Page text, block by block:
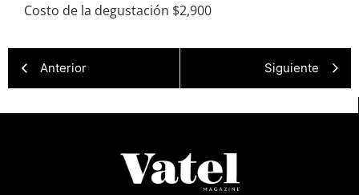
Costo de la degustación $2,900
Anterior Siguiente